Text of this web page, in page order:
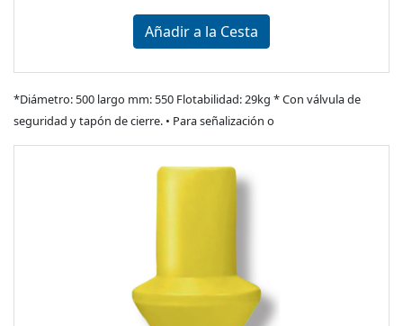
Añadir a la Cesta
*Diámetro: 500 largo mm: 550 Flotabilidad: 29kg * Con válvula de
seguridad y tapón de cierre. • Para señalización o